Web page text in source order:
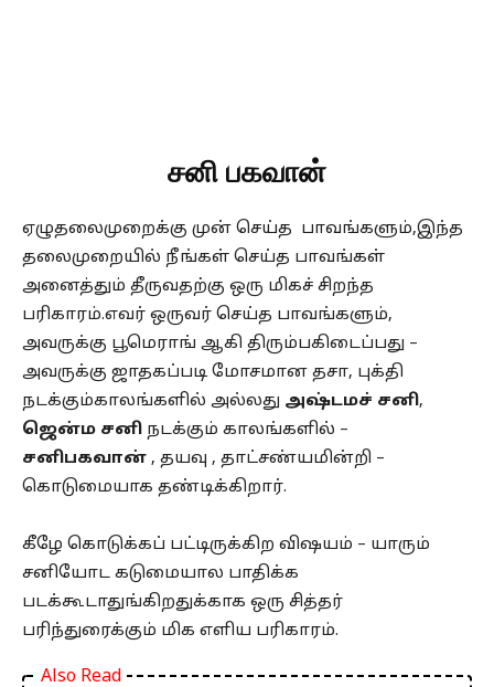
சனி பகவான்
ஏழுதலைமுறைக்கு முன் செய்த பாவங்களும்,இந்த
தலைமுறையில் நீங்கள் செய்த பாவங்கள்
அனைத்தும் தீருவதற்கு ஒரு மிகச் சிறந்த
பரிகாரம்.எவர் ஒருவர் செய்த பாவங்களும்,
அவருக்கு பூமெராங் ஆகி திரும்பகிடைப்பது –
அவருக்கு ஜாதகப்படி மோசமான தசா, புக்தி
நடக்கும்காலங்களில் அல்லது அஷ்டமச் சனி,
ஜென்ம சனி நடக்கும் காலங்களில் –
சனிபகவான் , தயவு , தாட்சண்யமின்றி –
கொடுமையாக தண்டிக்கிறார்.
கீழே கொடுக்கப் பட்டிருக்கிற விஷயம் – யாரும்
சனியோட கடுமையால பாதிக்க
படக்கூடாதுங்கிறதுக்காக ஒரு சித்தர்
பரிந்துரைக்கும் மிக எளிய பரிகாரம்.
Also Read